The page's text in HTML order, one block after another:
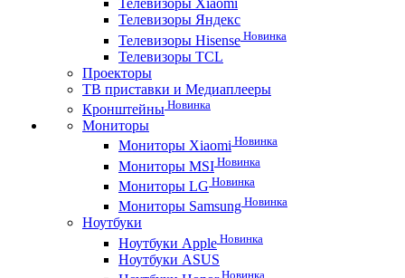
Телевизоры Xiaomi
Телевизоры Яндекс
Телевизоры Hisense Новинка
Телевизоры TCL
Проекторы
ТВ приставки и Медиаплееры
Кронштейны Новинка
Мониторы
Мониторы Xiaomi Новинка
Мониторы MSI Новинка
Мониторы LG Новинка
Мониторы Samsung Новинка
Ноутбуки
Ноутбуки Apple Новинка
Ноутбуки ASUS
Новинка